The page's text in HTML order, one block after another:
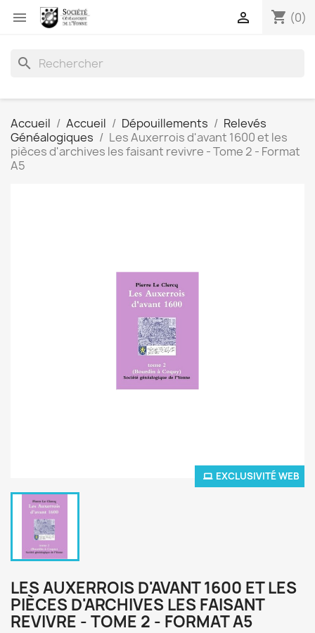
 shopping_cart (0)

search
Accueil Accueil Dépouillements
Relevés
Généalogiques
Les Auxerrois d'avant 1600 et les
pièces d'archives les faisant revivre - Tome 2 - Format
A5
EXCLUSIVITÉ WEB
LES AUXERROIS D'AVANT 1600 ET LES
PIÈCES D'ARCHIVES LES FAISANT
REVIVRE - TOME 2 - FORMAT A5